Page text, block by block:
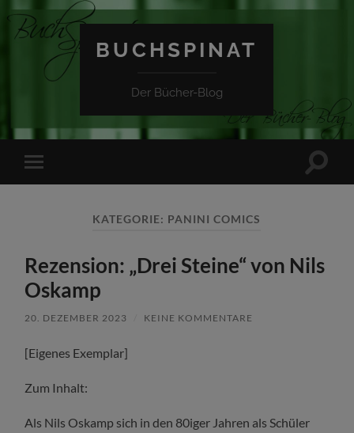
BUCHSPINAT
Der Bücher-Blog
Mobile-
Menü
KATEGORIE: PANINI COMICS
Rezension: „Drei Steine“ von Nils
Oskamp
20. DEZEMBER 2023 KEINE KOMMENTARE
[Eigenes Exemplar]
Zum Inhalt:
Als Nils Oskamp sich in den 80iger Jahren als Schüler